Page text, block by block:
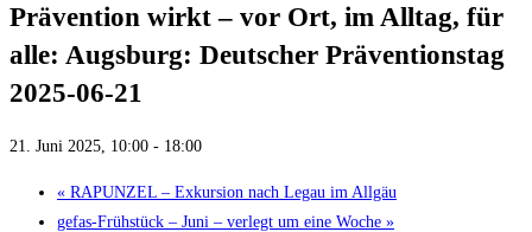
Prävention wirkt – vor Ort, im Alltag, für
alle: Augsburg: Deutscher Präventionstag
2025-06-21
21. Juni 2025, 10:00 - 18:00
« RAPUNZEL – Exkursion nach Legau im Allgäu
gefas-Frühstück – Juni – verlegt um eine Woche »